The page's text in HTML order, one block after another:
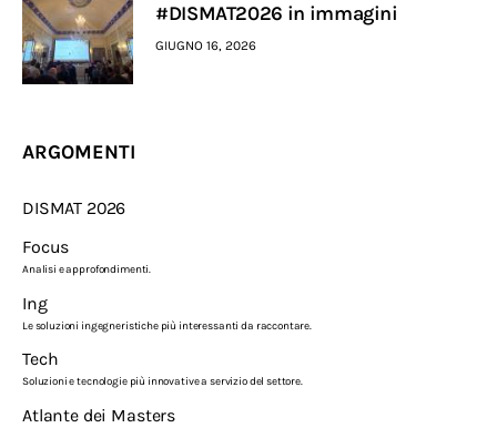
#DISMAT2026 in immagini
GIUGNO 16, 2026
ARGOMENTI
DISMAT 2026
Focus
Analisi e approfondimenti.
Ing
Le soluzioni ingegneristiche più interessanti da raccontare.
Tech
Soluzioni e tecnologie più innovative a servizio del settore.
Atlante dei Masters